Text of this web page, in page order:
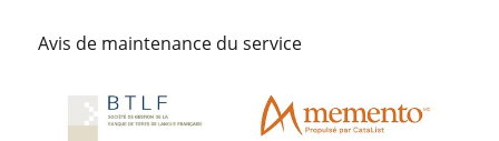
Avis de maintenance du service